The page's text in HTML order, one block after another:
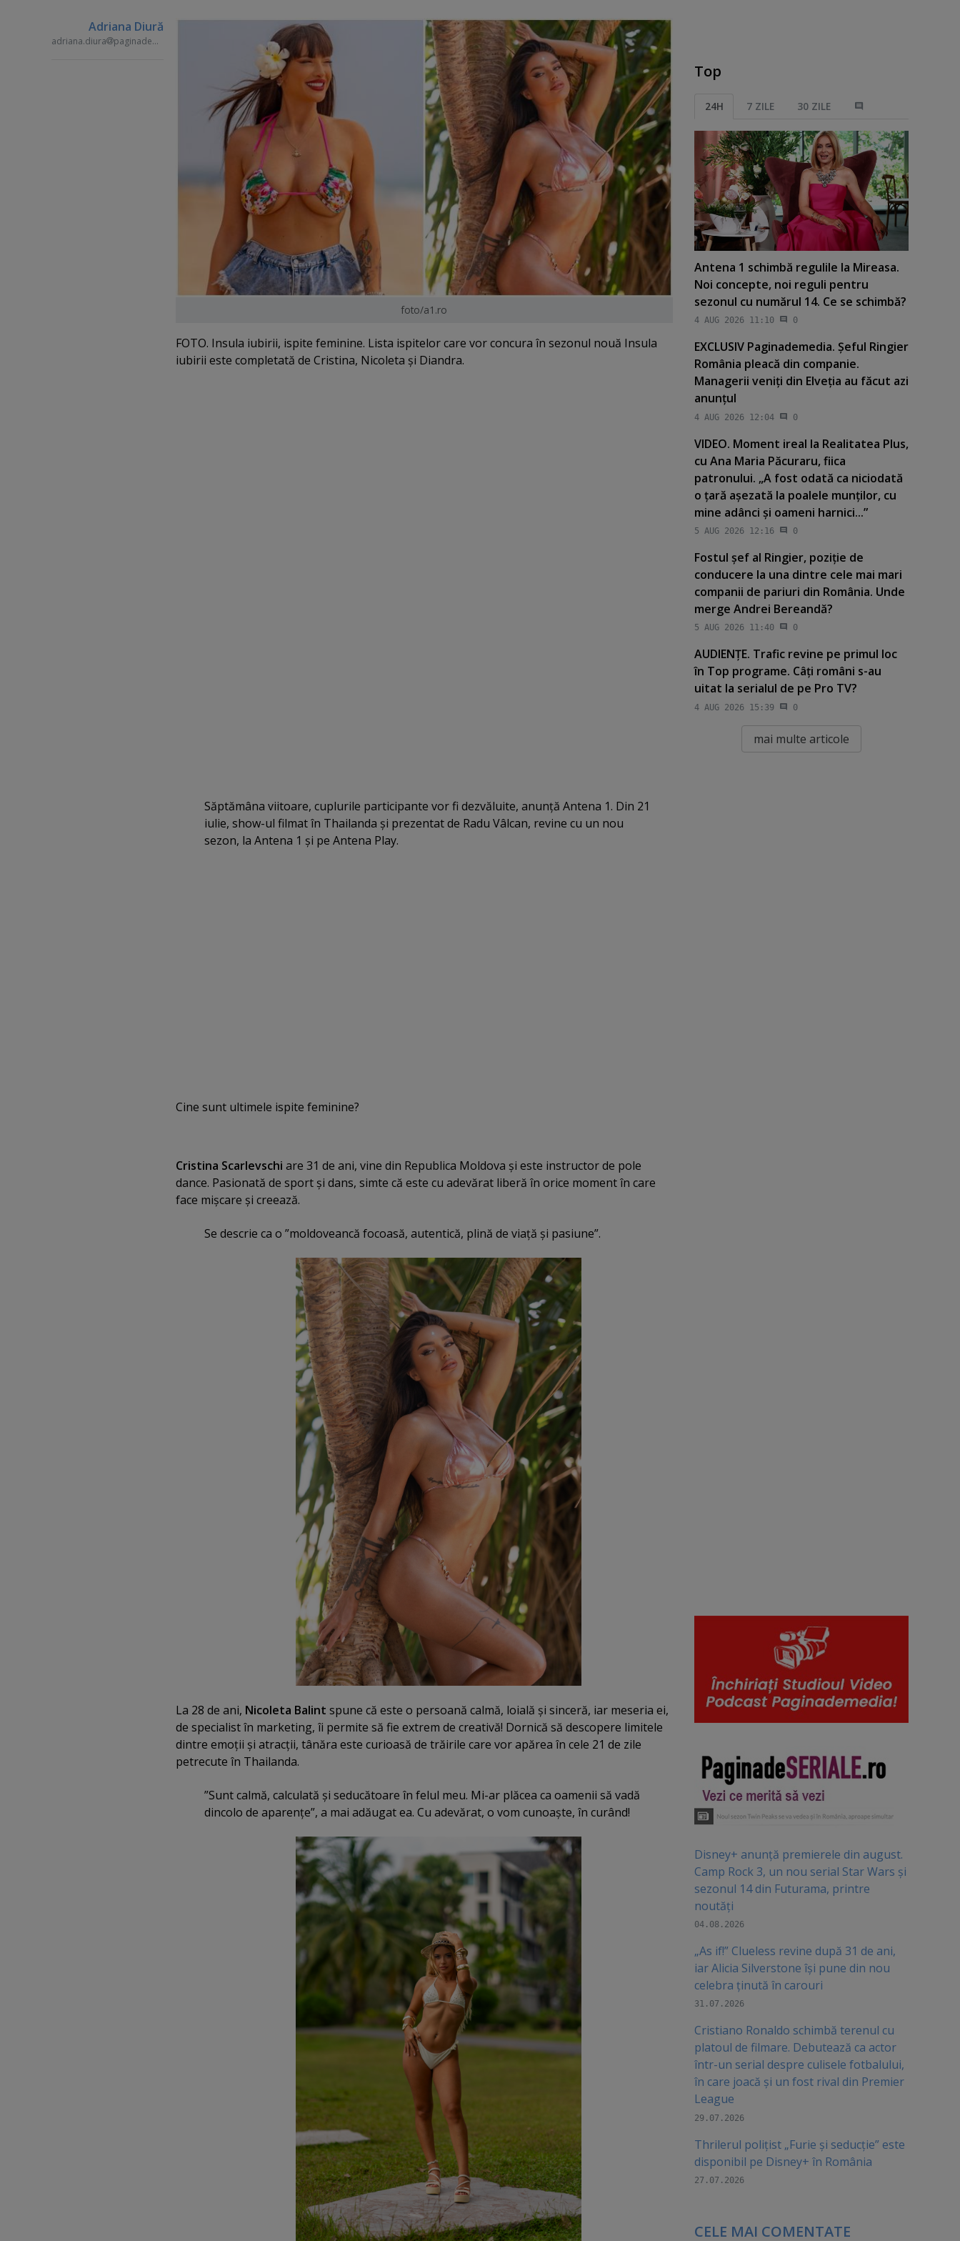
Adriana Diură
adriana.diura paginademedia.ro
foto/a1.ro
FOTO. Insula iubirii, ispite feminine. Lista ispitelor care vor concura în sezonul nouă Insula
iubirii este completată de Cristina, Nicoleta şi Diandra.
Săptămâna viitoare, cuplurile participante vor fi dezvăluite, anunţă Antena 1. Din 21
iulie, show-ul filmat în Thailanda şi prezentat de Radu Vâlcan, revine cu un nou
sezon, la Antena 1 şi pe Antena Play.
Cine sunt ultimele ispite feminine?
Cristina Scarlevschi are 31 de ani, vine din Republica Moldova şi este instructor de pole
dance. Pasionată de sport şi dans, simte că este cu adevărat liberă în orice moment în care
face mişcare şi creează.
Se descrie ca o ”moldoveancă focoasă, autentică, plină de viaţă şi pasiune”.
La 28 de ani, Nicoleta Balint spune că este o persoană calmă, loială şi sinceră, iar meseria ei,
de specialist în marketing, îi permite să fie extrem de creativă! Dornică să descopere limitele
dintre emoţii şi atracţii, tânăra este curioasă de trăirile care vor apărea în cele 21 de zile
petrecute în Thailanda.
”Sunt calmă, calculată şi seducătoare în felul meu. Mi-ar plăcea ca oamenii să vadă
dincolo de aparenţe”, a mai adăugat ea. Cu adevărat, o vom cunoaşte, în curând!
Top
24H 7 ZILE 30 ZILE
Antena 1 schimbă regulile la Mireasa.
Noi concepte, noi reguli pentru
sezonul cu numărul 14. Ce se schimbă?
4 AUG 2026 11:10 0
EXCLUSIV Paginademedia. Şeful Ringier
România pleacă din companie.
Managerii veniţi din Elveţia au făcut azi
anunţul
4 AUG 2026 12:04 0
VIDEO. Moment ireal la Realitatea Plus,
cu Ana Maria Păcuraru, fiica
patronului. „A fost odată ca niciodată
o ţară aşezată la poalele munţilor, cu
mine adânci şi oameni harnici...”
5 AUG 2026 12:16 0
Fostul şef al Ringier, poziţie de
conducere la una dintre cele mai mari
companii de pariuri din România. Unde
merge Andrei Bereandă?
5 AUG 2026 11:40 0
AUDIENŢE. Trafic revine pe primul loc
în Top programe. Câţi români s-au
uitat la serialul de pe Pro TV?
4 AUG 2026 15:39 0
mai multe articole
Disney+ anunță premierele din august.
Camp Rock 3, un nou serial Star Wars și
sezonul 14 din Futurama, printre
noutăți
04.08.2026
„As if!” Clueless revine după 31 de ani,
iar Alicia Silverstone își pune din nou
celebra ținută în carouri
31.07.2026
Cristiano Ronaldo schimbă terenul cu
platoul de filmare. Debutează ca actor
într-un serial despre culisele fotbalului,
în care joacă şi un fost rival din Premier
League
29.07.2026
Thrilerul polițist „Furie și seducție” este
disponibil pe Disney+ în România
27.07.2026
CELE MAI COMENTATE